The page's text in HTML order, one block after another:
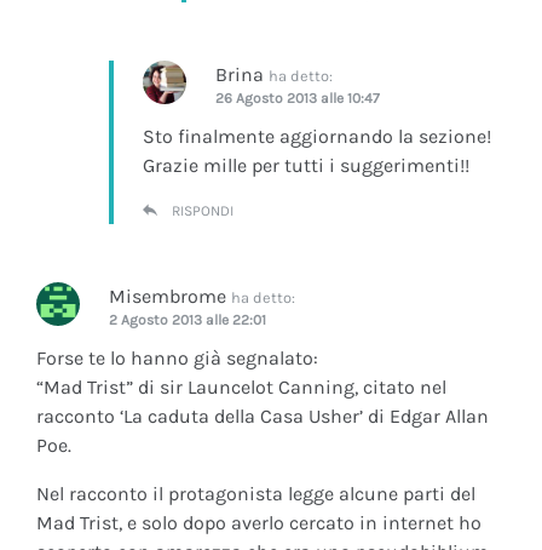
Brina ha detto:
26 Agosto 2013 alle 10:47
Sto finalmente aggiornando la sezione!
Grazie mille per tutti i suggerimenti!!
RISPONDI
Misembrome ha detto:
2 Agosto 2013 alle 22:01
Forse te lo hanno già segnalato:
“Mad Trist” di sir Launcelot Canning, citato nel
racconto ‘La caduta della Casa Usher’ di Edgar Allan
Poe.
Nel racconto il protagonista legge alcune parti del
Mad Trist, e solo dopo averlo cercato in internet ho